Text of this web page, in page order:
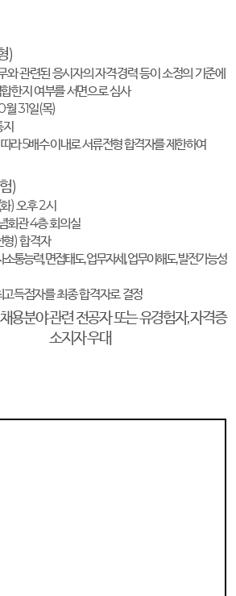
)
와 관련된 응시자의 자격·경력 등이 소정의 기준에
한지 여부를 서면으로 심사
월31일(목)
지
라5배수 이내로 서류전형 합격자를 제한하여
)
화) 오후2시
회관4층 회의실
형)합격자
소통능력,면접태도,업무자세,업무이해도,발전가능성
득점자를 최종 합격자로 결정
채용분야 관련 전공자 또는 유경험자,자격증
소지자 우대